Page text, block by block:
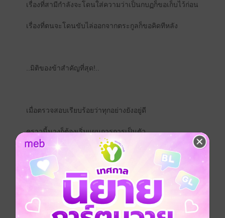
เรื่องที่สามีกำลังจะโดนใส่ความว่าเป็นกบฏก็ขอเก็บไว้ก่อน
เรื่องที่ตนจะโดนขับไล่ออกจากตระกูลก็ขอคิดทีหลัง
..มิติของข้าสำคัญที่สุด!..
เมื่อตรวจสอบเรียบร้อยว่าทุกอย่างยังอยู่ดี
คราวนี้นางก็ต้องเริ่มแผนการการเป็นตัว
ละคร(ประกอบ)ให้แนบเนียน(?)ทันที
โดยการแกล้งเมามายตามบท
แล้วค่อยตลบหลัง.. กวาดเอาทรัพย์สินในท้องพระคลังมาไว้